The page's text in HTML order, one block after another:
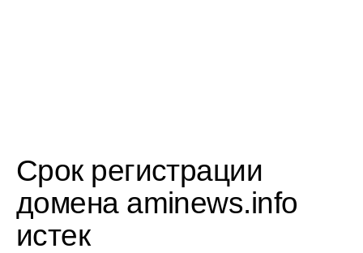
Срок регистрации
домена aminews.info
истек